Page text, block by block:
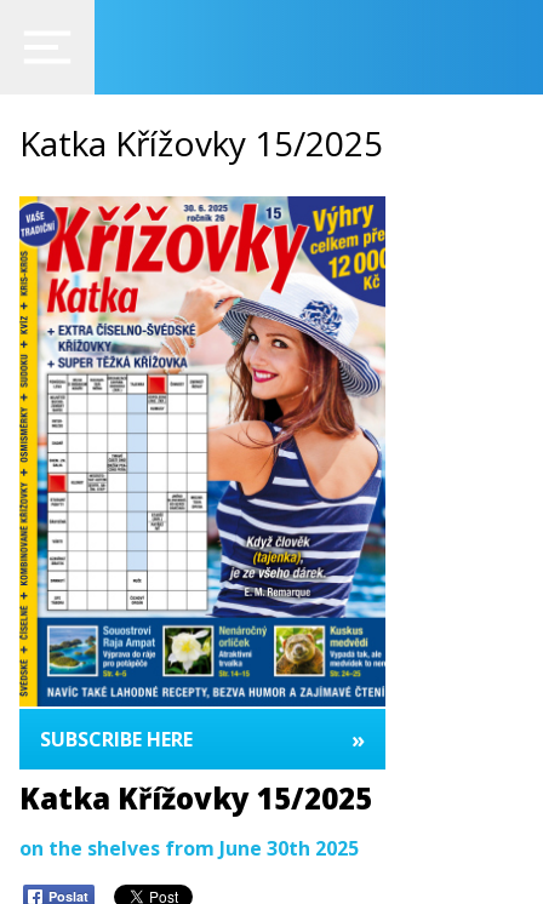
Katka Křížovky 15/2025
SUBSCRIBE HERE »
Katka Křížovky 15/2025
on the shelves from June 30th 2025
Poslat